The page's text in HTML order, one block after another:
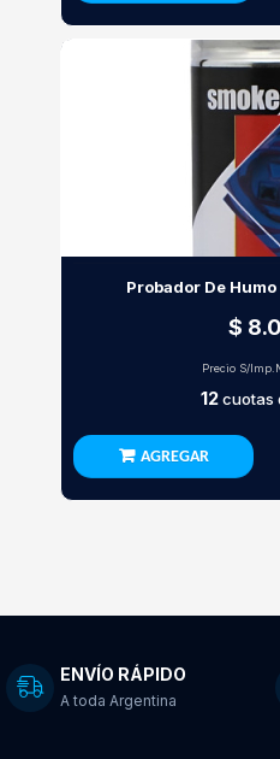
Probador De
$
Precio S/
12cuotas
AGREGAR
ENVÍO RÁPIDO
A toda Argentina